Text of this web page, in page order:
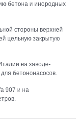
бетона и инородных
стороны верхней
цельную закрытую
на заводе-
бетононасосов.
907 и на